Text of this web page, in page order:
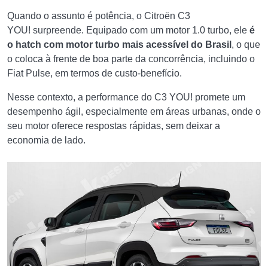
Quando o assunto é potência, o Citroën C3
YOU! surpreende. Equipado com um motor 1.0 turbo, ele é
o hatch com motor turbo mais acessível do Brasil , o que
o coloca à frente de boa parte da concorrência, incluindo o
Fiat Pulse, em termos de custo-benefício.
Nesse contexto, a performance do C3 YOU! promete um
desempenho ágil, especialmente em áreas urbanas, onde o
seu motor oferece respostas rápidas, sem deixar a
economia de lado.